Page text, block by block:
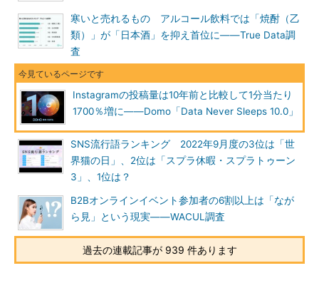
寒いと売れるもの アルコール飲料では「焼酎（乙
類）」が「日本酒」を抑え首位に――True Data調
査
Instagramの投稿量は10年前と比較して1分当たり
1700％増に――Domo「Data Never Sleeps 10.0」
SNS流行語ランキング 2022年9月度の3位は「世
界猫の日」、2位は「スプラ休暇・スプラトゥーン
3」、1位は？
B2Bオンラインイベント参加者の6割以上は「なが
ら見」という現実――WACUL調査
過去の連載記事が 939 件あります